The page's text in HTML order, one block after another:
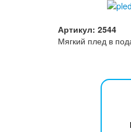
Артикул: 2544
Мягкий плед в